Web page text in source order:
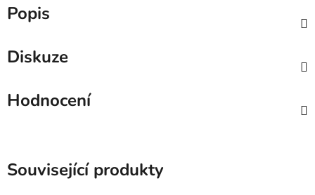
Popis
Diskuze
Hodnocení
Související produkty